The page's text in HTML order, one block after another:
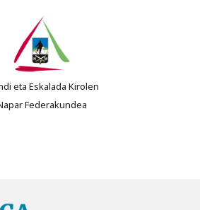
eta Eskalada Kirolen
Federakundea